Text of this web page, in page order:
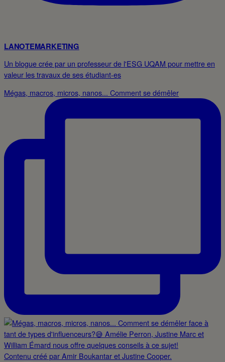
LANOTEMARKETING
Un blogue crée par un professeur de l'ESG UQAM pour mettre en
valeur les travaux de ses étudiant-es
Mégas, macros, micros, nanos... Comment se démêler
Contenu créé par Amir Boukantar et Justine Cooper.